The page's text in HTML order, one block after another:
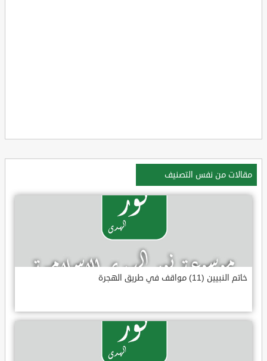
مقالات من نفس التصنيف
خاتم النبيين (11) مواقف في طريق الهجرة